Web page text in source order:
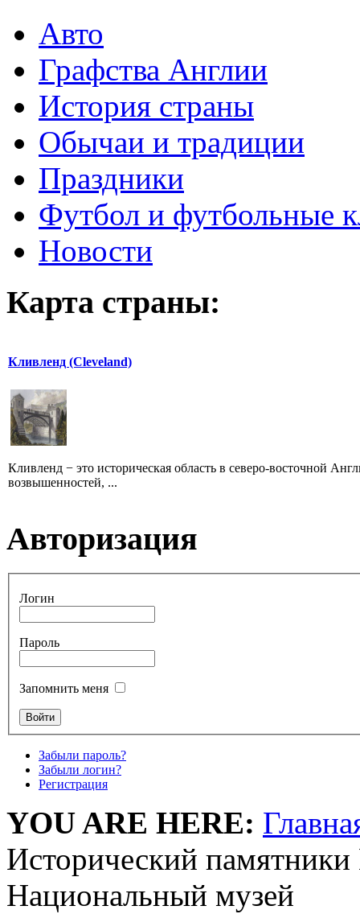
Авто
Графства Англии
История страны
Обычаи и традиции
Праздники
Футбол и футбольные
Новости
Карта страны:
Кливленд (Cleveland)
Кливленд − это историческая область в северо-восточной
возвышенностей, ...
Авторизация
Логин
Пароль
Запомнить меня
Забыли пароль?
Забыли логин?
Регистрация
YOU ARE HERE:
Исторический
Национальный музей